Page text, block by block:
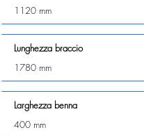
1120 mm
Lunghezza braccio
1780 mm
Larghezza benna
400 mm